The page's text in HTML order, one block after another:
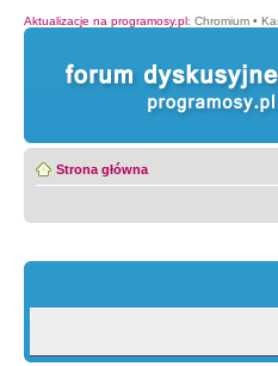
Aktualizacje na programosy.pl: Chromium •
Strona główna